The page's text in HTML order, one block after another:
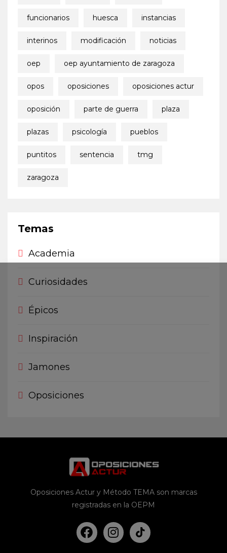
funcionarios huesca instancias
interinos modificación noticias
oep oep ayuntamiento de zaragoza
opos oposiciones oposiciones actur
oposición parte de guerra plaza
plazas psicología pueblos
puntitos sentencia tmg
zaragoza
Temas
Academia
Curiosidades
Épicos
Inspiración
Jamones
Oposiciones
Oposiciones Actur y Método TEMA son marcas
registradas en la OEPM